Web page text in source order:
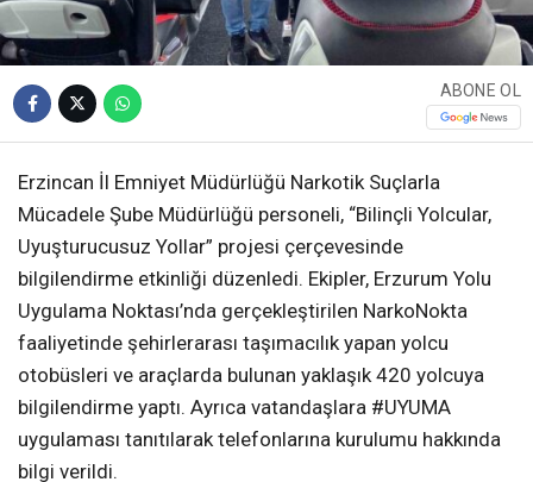
ABONE OL
Erzincan İl Emniyet Müdürlüğü Narkotik Suçlarla
Mücadele Şube Müdürlüğü personeli, “Bilinçli Yolcular,
Uyuşturucusuz Yollar” projesi çerçevesinde
bilgilendirme etkinliği düzenledi. Ekipler, Erzurum Yolu
Uygulama Noktası’nda gerçekleştirilen NarkoNokta
faaliyetinde şehirlerarası taşımacılık yapan yolcu
otobüsleri ve araçlarda bulunan yaklaşık 420 yolcuya
bilgilendirme yaptı. Ayrıca vatandaşlara #UYUMA
uygulaması tanıtılarak telefonlarına kurulumu hakkında
bilgi verildi.